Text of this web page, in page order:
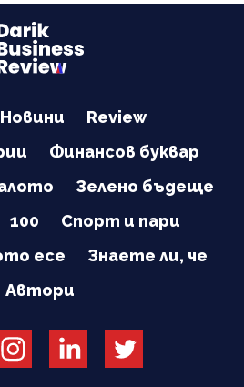
Review
Финансов буквар
Зелено бъдеще
100
Спорт и пари
есе
Знаете ли, че
Автори